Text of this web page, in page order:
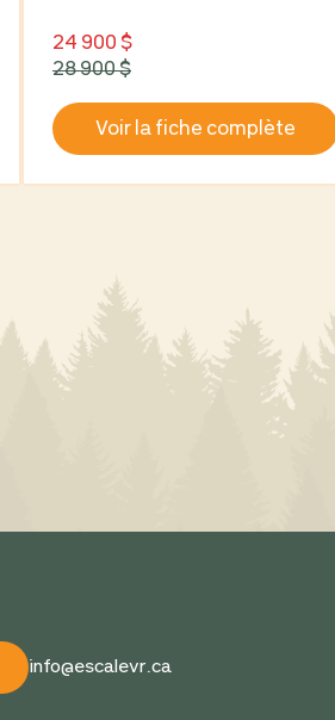
28 900 $
24 900 $
Voir la fiche complète
info@escalevr.ca